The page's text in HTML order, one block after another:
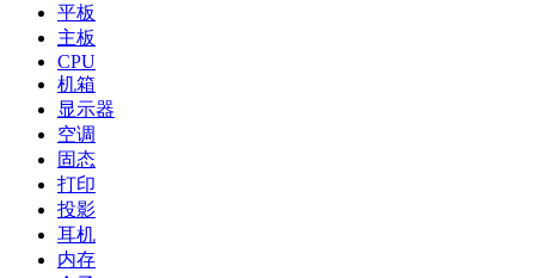
平板
主板
CPU
机箱
显示器
空调
固态
打印
投影
耳机
内存